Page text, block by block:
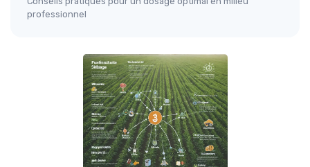
professionnel